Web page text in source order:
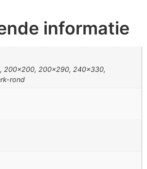
informatie
200×200, 200×290, 240×330,
rond